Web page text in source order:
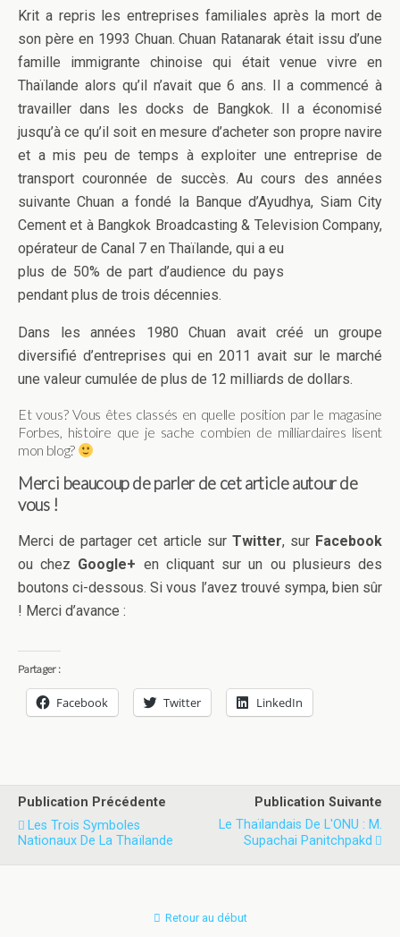
Krit a repris les entreprises familiales après la mort de
son père en 1993 Chuan. Chuan Ratanarak était issu d’une
famille immigrante chinoise qui était venue vivre en
Thaïlande alors qu’il n’avait que 6 ans. Il a commencé à
travailler dans les docks de Bangkok. Il a économisé
jusqu’à ce qu’il soit en mesure d’acheter son propre navire
et a mis peu de temps à exploiter une entreprise de
transport couronnée de succès. Au cours des années
suivante Chuan a fondé la Banque d’Ayudhya, Siam City
Cement et à Bangkok Broadcasting & Television Company,
opérateur de Canal 7 en Thaïlande, qui a eu
plus de 50% de part d’audience du pays
pendant plus de trois décennies.
Dans les années 1980 Chuan avait créé un groupe
diversifié d’entreprises qui en 2011 avait sur le marché
une valeur cumulée de plus de 12 milliards de dollars.
Et vous? Vous êtes classés en quelle position par le magasine
Forbes, histoire que je sache combien de milliardaires lisent
mon blog?
Merci beaucoup de parler de cet article autour de
vous !
Merci de partager cet article sur Twitter, sur Facebook
ou chez Google+ en cliquant sur un ou plusieurs des
boutons ci-dessous. Si vous l’avez trouvé sympa, bien sûr
! Merci d’avance :
Partager :
Facebook Twitter LinkedIn
Publication Précédente
Les Trois Symboles
Nationaux De La Thaïlande
Publication Suivante
Le Thaïlandais De L'ONU : M.
Supachai Panitchpakd
Retour au début